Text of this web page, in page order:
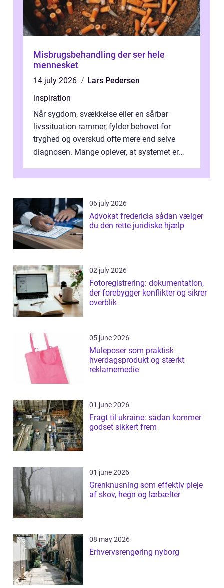
Misbrugsbehandling der ser hele
mennesket
14 july 2026
Lars Pedersen
inspiration
Når sygdom, svækkelse eller en sårbar
livssituation rammer, fylder behovet for
tryghed og overskud ofte mere end selve
diagnosen. Mange oplever, at systemet er
06 july 2026
Advokat fredericia sådan vælger
du den rette juridiske hjælp
02 july 2026
Fotoregistrering: dokumentation,
der forebygger konflikter og sikrer
overblik
05 june 2026
Muleposer som praktisk
hverdagsprodukt og stærkt
reklamemedie
01 june 2026
Fragt til ukraine: sådan kommer
godset sikkert frem
01 june 2026
Grenknusning som effektiv pleje
af skov, hegn og læbælter
08 may 2026
Erhvervsrengøring nyborg